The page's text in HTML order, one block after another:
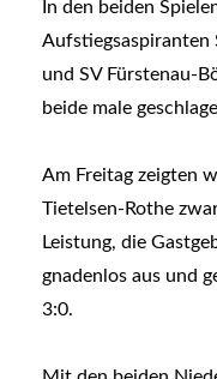
In den beiden
Aufstiegsaspiranten
und SV Fürstenau-
beide male
Am Freitag zeigten
Tietelsen-Rothe
Leistung, die
gnadenlos aus und
3:0.